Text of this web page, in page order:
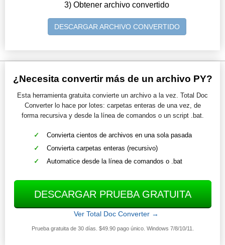
3) Obtener archivo convertido
DESCARGAR ARCHIVO CONVERTIDO
¿Necesita convertir más de un archivo PY?
Esta herramienta gratuita convierte un archivo a la vez. Total Doc
Converter lo hace por lotes: carpetas enteras de una vez, de
forma recursiva y desde la línea de comandos o un script .bat.
Convierta cientos de archivos en una sola pasada
Convierta carpetas enteras (recursivo)
Automatice desde la línea de comandos o .bat
DESCARGAR PRUEBA GRATUITA
Ver Total Doc Converter →
Prueba gratuita de 30 días. $49.90 pago único. Windows 7/8/10/11.